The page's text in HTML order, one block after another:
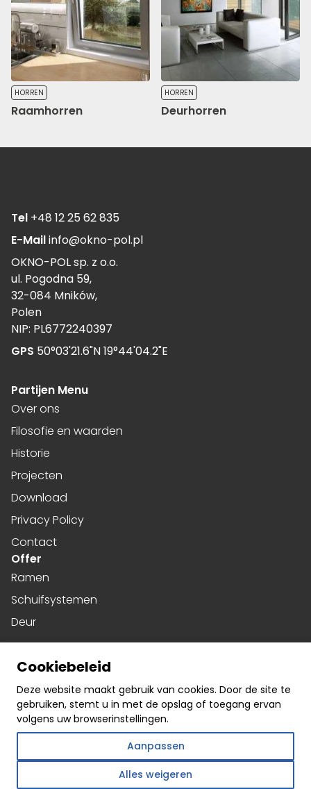
Cookiebeleid
Deze website maakt gebruik van cookies. Door de site te
gebruiken, stemt u in met de opslag of toegang ervan
volgens uw browserinstellingen.
Aanpassen
Alles weigeren
HORREN
Raamhorren
HORREN
Deurhorren
Tel +48 12 25 62 835
E-Mailinfo@okno-pol.pl
OKNO-POL sp. z o.o.
ul. Pogodna 59,
32-084 Mników,
Polen
NIP: PL6772240397
GPS 50°03'21.6"N 19°44'04.2"E
Partijen Menu
Over ons
Filosofie en waarden
Historie
Projecten
Download
Privacy Policy
Contact
Offer
Ramen
Schuifsystemen
Deur
Gevels
Social media
Facebook
Instagram